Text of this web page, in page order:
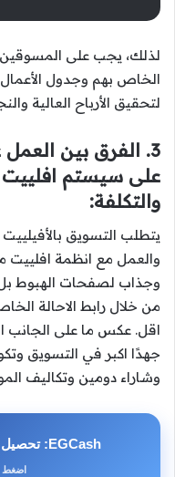
لذلك، يجب على المسوقين
الخاص بهم وجدول
لتحقيق الأرباح العالية
3. الفرق بين
على سيستم
والتكلفة:
يتطلب التسويق
والعمل مع انظمة افلييت
وجذاب لصفحات الهبوط
من خلال رابط الاحالة
اقل. عكس ما على الجانب
جهدًا اكبر في التسويق
وشاراء دومين وتكاليف
EGCash: تحصيل مدفوعات تلقائي بدون تدخل
اضغط